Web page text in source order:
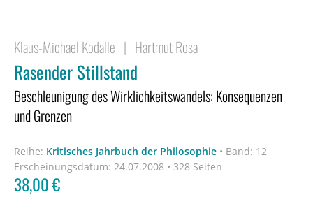
Klaus-Michael Kodalle | Hartmut Rosa
Rasender Stillstand
Beschleunigung des Wirklichkeitswandels: Konsequenzen
und Grenzen
Reihe: Kritisches Jahrbuch der Philosophie • Band: 12
Erscheinungsdatum: 24.07.2008 • 328 Seiten
38,00€